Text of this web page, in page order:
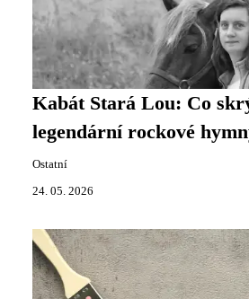
Kabát Stará Lou: Co
legendární rockové
Ostatní
24. 05. 2026